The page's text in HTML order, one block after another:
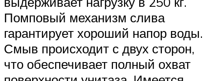
Помповый механизм слива
гарантирует хороший напор воды.
Смыв происходит с двух сторон,
что обеспечивает полный охват